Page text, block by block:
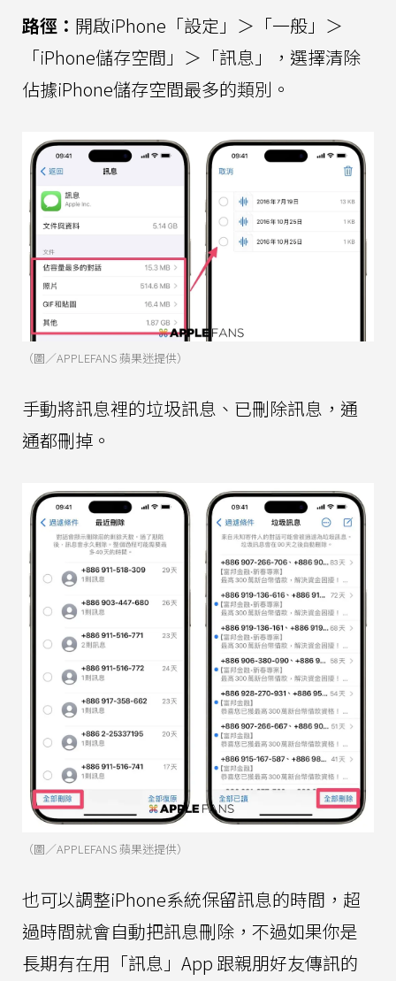
路徑： 開啟iPhone「設定」＞「一般」＞
「iPhone儲存空間」＞「訊息」，選擇清除
佔據iPhone儲存空間最多的類別。
（圖／APPLEFANS 蘋果迷提供）
手動將訊息裡的垃圾訊息、已刪除訊息，通
通都刪掉。
（圖／APPLEFANS 蘋果迷提供）
也可以調整iPhone系統保留訊息的時間，超
過時間就會自動把訊息刪除，不過如果你是
長期有在用「訊息」App 跟親朋好友傳訊的